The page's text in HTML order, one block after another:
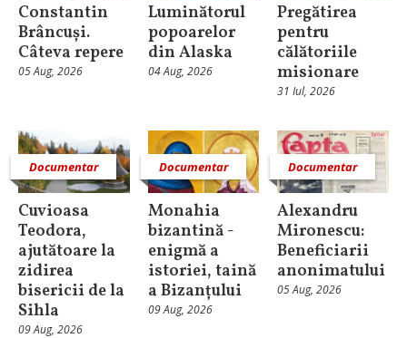
Constantin
Brâncuși.
Câteva repere
05 Aug, 2026
Luminătorul
popoarelor
din Alaska
04 Aug, 2026
Pregătirea
pentru
călătoriile
misionare
31 Iul, 2026
Documentar
Cuvioasa
Teodora,
ajutătoare la
zidirea
bisericii de la
Sihla
09 Aug, 2026
Documentar
Monahia
bizantină -
enigmă a
istoriei, taină
a Bizanțului
09 Aug, 2026
Documentar
Alexandru
Mironescu:
Beneficiarii
anonimatului
05 Aug, 2026